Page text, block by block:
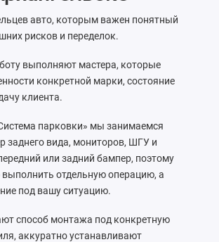
авто, которым важен понятный
рисков и переделок.
выполняют мастера, которые
конкретной марки, состояние
клиента.
парковки» мы занимаемся
заднего вида, мониторов, ШГУ и
или задний бампер, поэтому
отдельную операцию, а
под вашу ситуацию.
способ монтажа под конкретную
аккуратно устанавливают